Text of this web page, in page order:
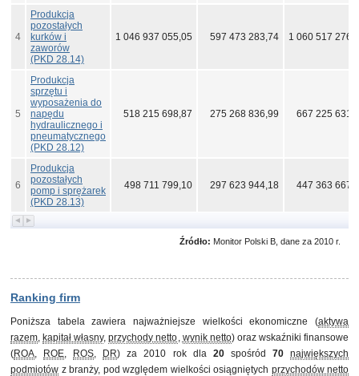
4
Produkcja
pozostałych
kurków i
zaworów
(PKD 28.14)
1 046 937 055,05 597 473 283,74 1 060 517
5
Produkcja
sprzętu i
wyposażenia do
napędu
hydraulicznego i
pneumatycznego
(PKD 28.12)
518 215 698,87 275 268 836,99 667 225
6
Produkcja
pozostałych
pomp i sprężarek
(PKD 28.13)
498 711 799,10 297 623 944,18 447 363
Źródło: Monitor Polski B, dane za 2010 r.
Ranking firm
Poniższa tabela zawiera najważniejsze wielkości ekonomiczne (aktywa
razem, kapitał własny,przychody netto, wynik netto) oraz wskaźniki finansowe
(ROA, ROE, ROS, DR) za 2010 rok dla 20spośród 70 największych
podmiotów z branży, pod względem wielkości osiągniętych przychodów netto